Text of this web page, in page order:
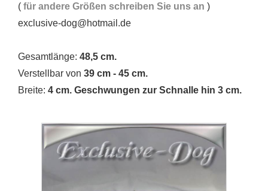
( für andere Größen schreiben Sie uns an )
exclusive-dog@hotmail.de
Gesamtlänge: 48,5 cm.
Verstellbar von 39 cm - 45 cm.
Breite: 4 cm. Geschwungen zur Schnalle hin 3 cm.